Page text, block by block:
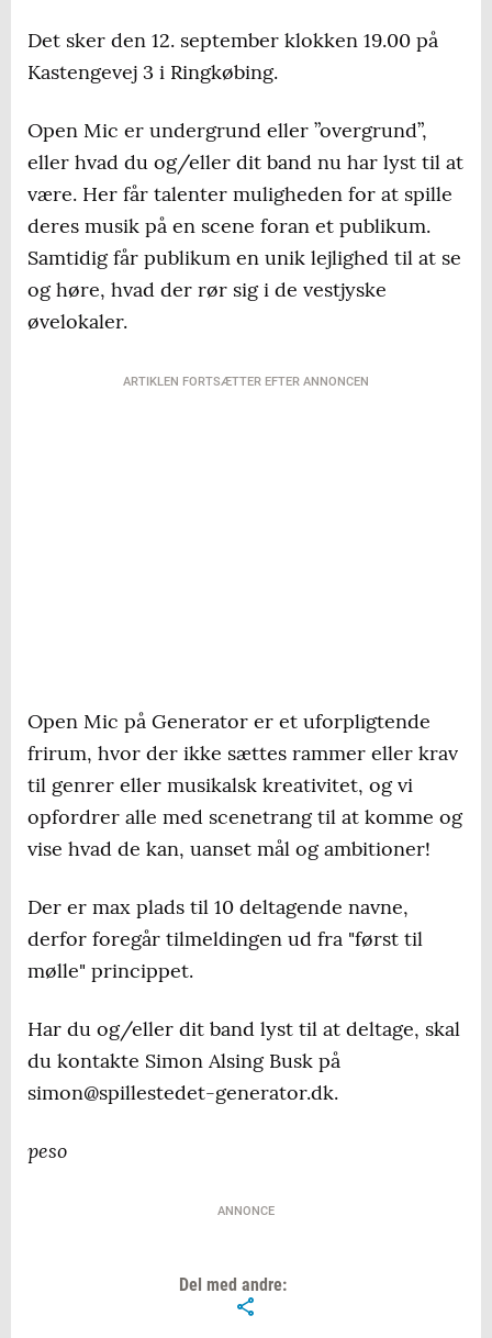
Det sker den 12. september klokken 19.00 på
Kastengevej 3 i Ringkøbing.
Open Mic er undergrund eller ”overgrund”,
eller hvad du og/eller dit band nu har lyst til at
være. Her får talenter muligheden for at spille
deres musik på en scene foran et publikum.
Samtidig får publikum en unik lejlighed til at se
og høre, hvad der rør sig i de vestjyske
øvelokaler.
ARTIKLEN FORTSÆTTER EFTER ANNONCEN
Open Mic på Generator er et uforpligtende
frirum, hvor der ikke sættes rammer eller krav
til genrer eller musikalsk kreativitet, og vi
opfordrer alle med scenetrang til at komme og
vise hvad de kan, uanset mål og ambitioner!
Der er max plads til 10 deltagende navne,
derfor foregår tilmeldingen ud fra "først til
mølle" princippet.
Har du og/eller dit band lyst til at deltage, skal
du kontakte Simon Alsing Busk på
simon@spillestedet-generator.dk.
peso
ANNONCE
Del med andre: